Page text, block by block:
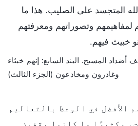
المتجسد على الصليب. هذا ما
وتصوراتهم ومعرفتهم
خبيث فيهم.
ج. 4. كشف أضداد المسيح. البند السابع: إنهم خبثاء
وغادرون ومخادعون (الجزء الثالث)
الأفضل في الوعظ بالتعاليم
وكثيرًا ما كانوا يقفون